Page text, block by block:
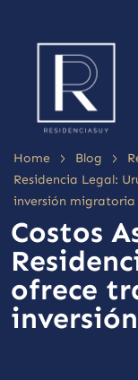
Home > Blog >
Residencia Legal:
inversión migratoria
Costos
ofrece